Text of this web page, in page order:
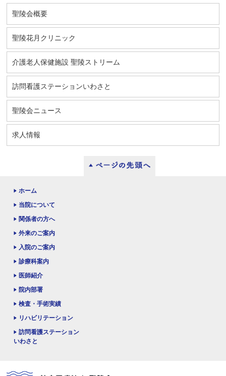
聖陵会概要
聖陵花月クリニック
介護老人保健施設 聖陵ストリーム
訪問看護ステーションいわさと
聖陵会ニュース
求人情報
ホーム
当院について
関係者の方へ
外来のご案内
入院のご案内
診療科案内
医師紹介
院内部署
検査・手術実績
リハビリテーション
訪問看護ステーション
いわさと